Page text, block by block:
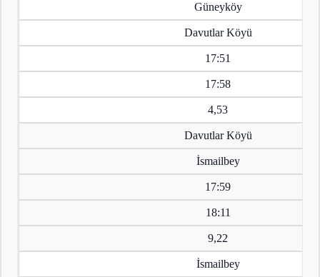
Güneyköy
Davutlar Köyü
17:51
17:58
4,53
Davutlar Köyü
İsmailbey
17:59
18:11
9,22
İsmailbey